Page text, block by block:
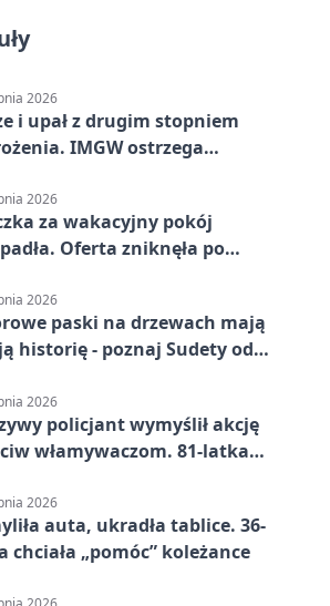
2026
i upał z drugim stopniem
IMGW ostrzega
2026
za wakacyjny pokój
Oferta zniknęła po
2026
paski na drzewach mają
historię - poznaj Sudety od
2026
policjant wymyślił akcję
włamywaczom. 81-latka
2026
auta, ukradła tablice. 36-
chciała „pomóc” koleżance